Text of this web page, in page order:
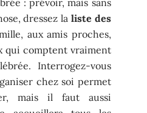
dressez la liste des
aux amis proches,
qui comptent vraiment
Interrogez-vous
chez soi permet
mais il faut aussi